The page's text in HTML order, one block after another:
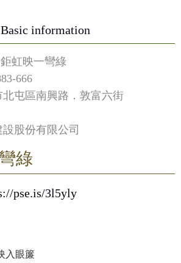
Basic information
虹映一彎綠
666
北屯區南興路．敦富六街
股份有限公司
綠
pse.is/3l5yly
入眼簾